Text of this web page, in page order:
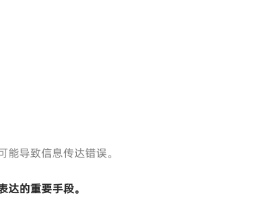
导致信息传达错误。
的重要手段。